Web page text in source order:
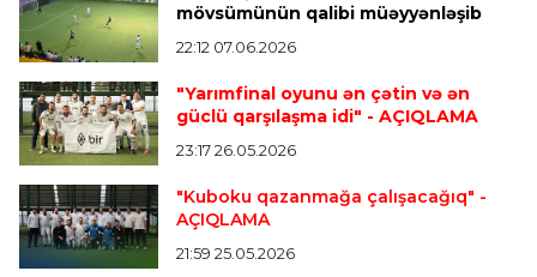
"Qranada" Zinəddin Zidanın oğlu ilə yollarını
ayırdı
Transfer 22:54 07.08.2026
"Mançester Siti" argentinalı qapıçını transfer
edir
Offside 19:46 07.08.2026
mövsümünün qalibi müəyyənləşib
22:12 07.06.2026
"Yarımfinal oyunu ən çətin və ən
güclü qarşılaşma idi" - AÇIQLAMA
23:17 26.05.2026
"Kuboku qazanmağa çalışacağıq" -
AÇIQLAMA
21:59 25.05.2026